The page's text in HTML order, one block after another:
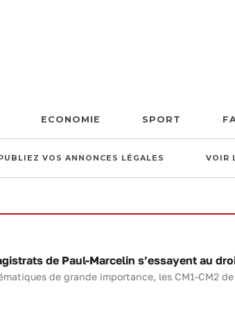
ECONOMIE SPORT
VOS ANNONCES LÉGALES VOIR
de Paul-Marcelin s’essayent au
de grande importance, les CM1-CM2 de